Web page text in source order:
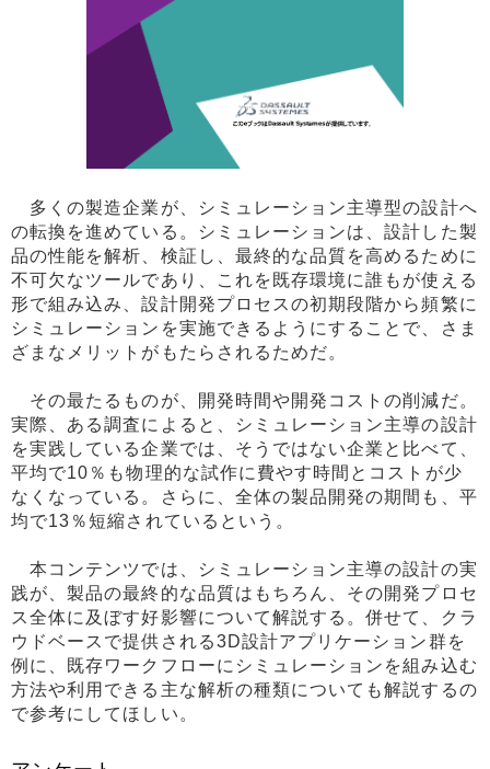
多くの製造企業が、シミュレーション主導型の設計へ
の転換を進めている。シミュレーションは、設計した製
品の性能を解析、検証し、最終的な品質を高めるために
不可欠なツールであり、これを既存環境に誰もが使える
形で組み込み、設計開発プロセスの初期段階から頻繁に
シミュレーションを実施できるようにすることで、さま
ざまなメリットがもたらされるためだ。
その最たるものが、開発時間や開発コストの削減だ。
実際、ある調査によると、シミュレーション主導の設計
を実践している企業では、そうではない企業と比べて、
平均で10％も物理的な試作に費やす時間とコストが少
なくなっている。さらに、全体の製品開発の期間も、平
均で13％短縮されているという。
本コンテンツでは、シミュレーション主導の設計の実
践が、製品の最終的な品質はもちろん、その開発プロセ
ス全体に及ぼす好影響について解説する。併せて、クラ
ウドベースで提供される3D設計アプリケーション群を
例に、既存ワークフローにシミュレーションを組み込む
方法や利用できる主な解析の種類についても解説するの
で参考にしてほしい。